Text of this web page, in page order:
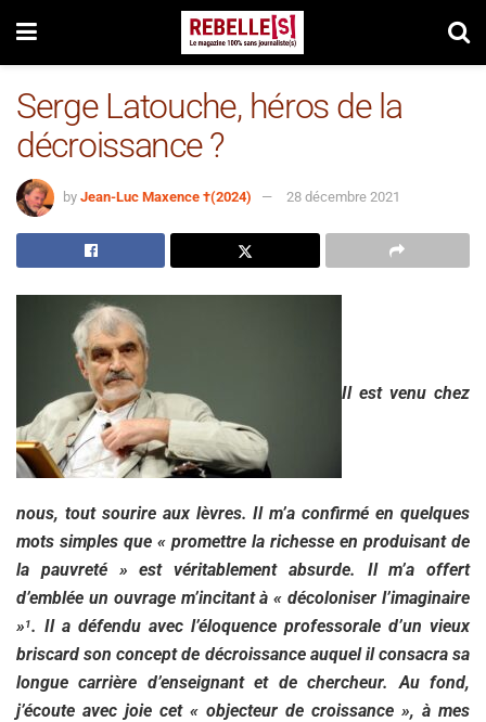
Serge Latouche, héros de la
décroissance ?
by Jean-Luc Maxence †(2024) 28 décembre 2021
Il est venu chez
nous, tout sourire aux lèvres. Il m’a confirmé en quelques
mots simples que « promettre la richesse en produisant de
la pauvreté » est véritablement absurde. Il m’a offert
d’emblée un ouvrage m’incitant à « décoloniser l’imaginaire
»1. Il a défendu avec l’éloquence professorale d’un vieux
briscard son concept de décroissance auquel il consacra sa
longue carrière d’enseignant et de chercheur. Au fond,
j’écoute avec joie cet « objecteur de croissance », à mes